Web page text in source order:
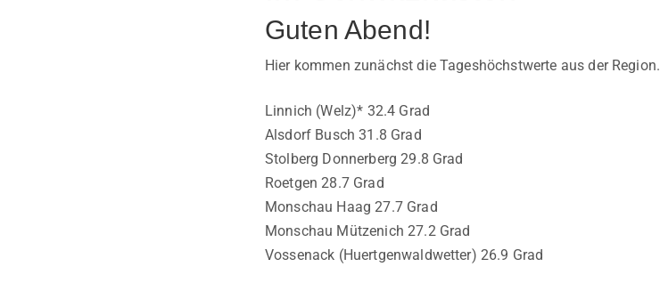
Guten Abend!
Hier kommen zunächst die Tageshöchstwerte aus der Region.
Linnich (Welz)* 32.4 Grad
Alsdorf Busch 31.8 Grad
Stolberg Donnerberg 29.8 Grad
Roetgen 28.7 Grad
Monschau Haag 27.7 Grad
Monschau Mützenich 27.2 Grad
Vossenack (Huertgenwaldwetter) 26.9 Grad